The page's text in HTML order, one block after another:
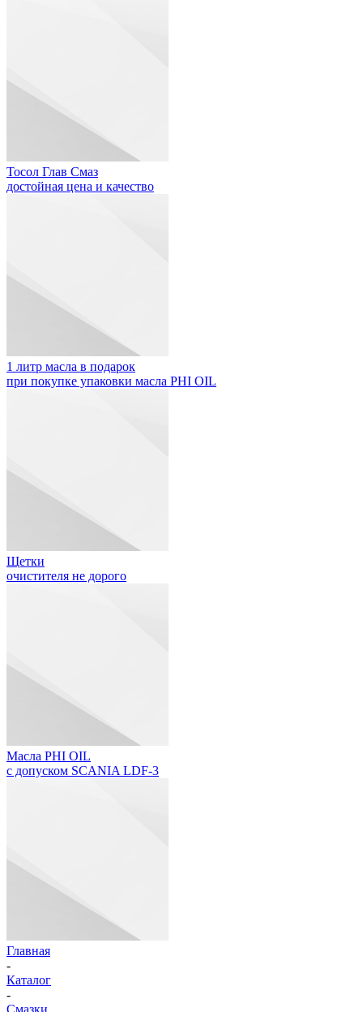
Тосол Глав Смаз
достойная цена и качество
1 литр масла в подарок
при покупке упаковки масла PHI OIL
Щетки
очистителя не дорого
Масла PHI OIL
с допуском SCANIA LDF-3
Главная
-
Каталог
-
Смазки